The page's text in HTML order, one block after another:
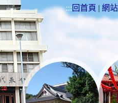
::: 回首頁 | 網